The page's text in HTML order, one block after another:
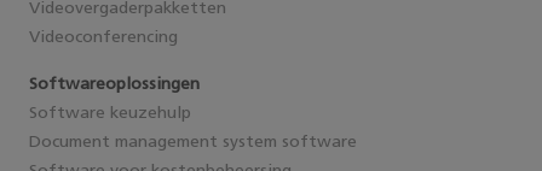
Videovergaderpakketten
Videoconferencing
Softwareoplossingen
Software keuzehulp
Document management system software